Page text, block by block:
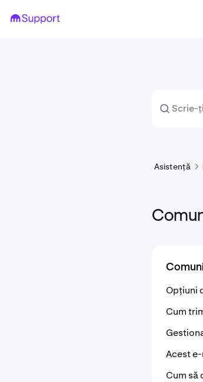
Asistență
Opțiuni
Cum
Acest
Cum să